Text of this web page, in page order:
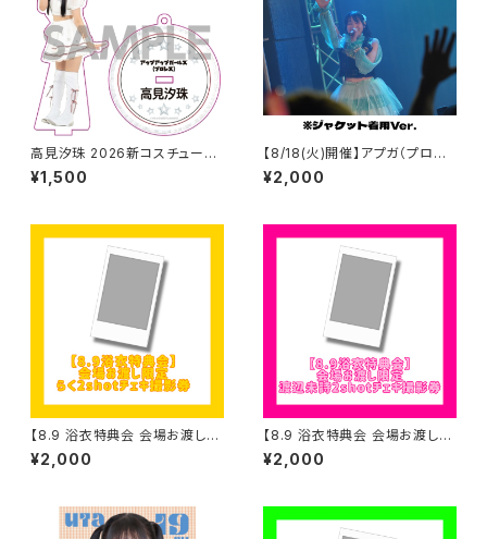
高見汐珠 2026新コスチューム
アクリルスタンドキーホルダー
¥1,500
【8/18(火)開催】アプガ（プロレ
ス）鈴木志乃2026年アイドル衣
装チェキサイン会
¥2,000
【8.9 浴衣特典会 会場お渡し限
定】らく 2shotチェキ撮影券
※発送はいたしません
¥2,000
【8.9 浴衣特典会 会場お渡し限
定】渡辺未詩 2shotチェキ撮影
券 ※発送はいたしません
¥2,000